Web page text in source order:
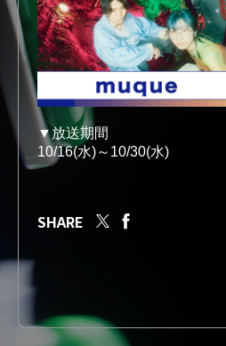
BIOGRAPHY
FANCLUB
▼放送期間
10/16(水)～10/30(水)
SHARE